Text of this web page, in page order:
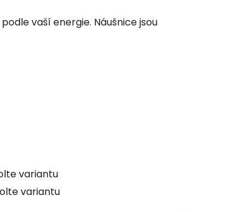
vaší energie. Náušnice jsou
variantu
variantu